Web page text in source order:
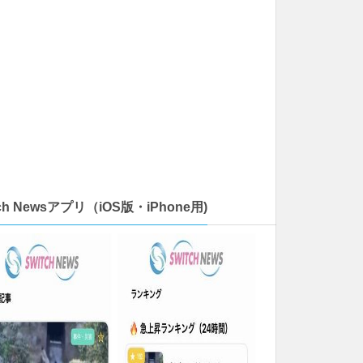
Newsアプリ（iOS版・iPhone用)